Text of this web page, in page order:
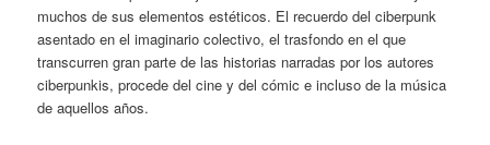
muchos de sus elementos estéticos. El recuerdo del ciberpunk
asentado en el imaginario colectivo, el trasfondo en el que
transcurren gran parte de las historias narradas por los autores
ciberpunkis, procede del cine y del cómic e incluso de la música
de aquellos años.